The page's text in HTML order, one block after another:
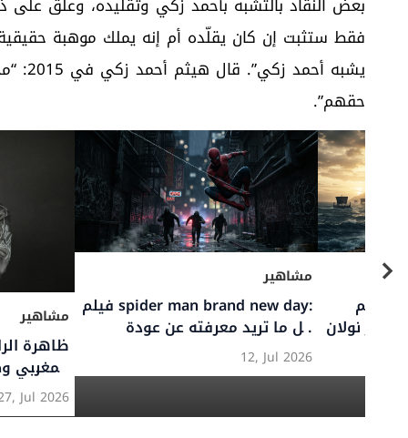
فقط ستثبت إن كان يقلّده أم إنه يملك موهبة
يشبه
حقهم”.
مشاهير
العالمية
Jul 2026
مشاهير
فيلم spider man brand new day:
كل ما تريد معرفته عن عودة
سبايدر مان من القصة والأبطال
إلى موعد العرض
12, Jul 2026
فيلم the odyssey: كل ما تريد
نولان